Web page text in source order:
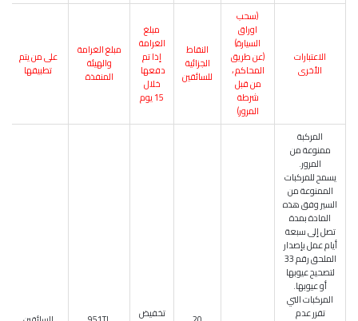
الاعتبارات
الأخرى
(سحب
اوراق
السيارة)
(عن طريق
المحاكم ،
من قبل
شرطة
المرور)
النقاط
الجزائية
للسائقين
مبلغ
الغرامة
إذا تم
دفعها
خلال
15 يوم
مبلغ الغرامة
والهيئة
المنفذة
على من يتم
تطبيقها
المركبة
ممنوعة من
المرور.
يسمح للمركبات
الممنوعة من
السير وفق هذه
المادة بمدة
تصل إلى سبعة
أيام عمل بإصدار
الملحق رقم 33
لتصحيح عيوبها
أو عيوبها.
المركبات التي
تقرر عدم
تخفيض